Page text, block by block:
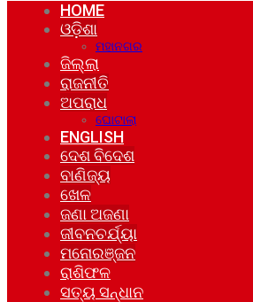
HOME
ଓଡ଼ିଶା
ମହାନଗର
ଜିଲ୍ଲା
ରାଜନୀତି
ଅପରାଧ
ଘୋଟାଲା
ENGLISH
ଦେଶ ବିଦେଶ
ବାଣିଜ୍ୟ
ଖେଳ
ଜଣା ଅଜଣା
ଜୀବନଚର୍ଯ୍ୟା
ମନୋରଞ୍ଜନ
ରାଶିଫଳ
ସତ୍ୟ ସନ୍ଧାନ